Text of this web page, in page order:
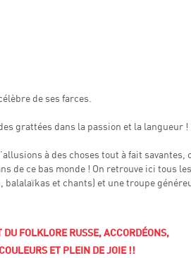
de ses farces.
grattées dans la passion et la langueur !
à des choses tout à fait savantes,
de ce bas monde ! On retrouve ici tous les
et chants) et une troupe
FOLKLORE RUSSE, ACCORDÉONS,
ET PLEIN DE JOIE !!